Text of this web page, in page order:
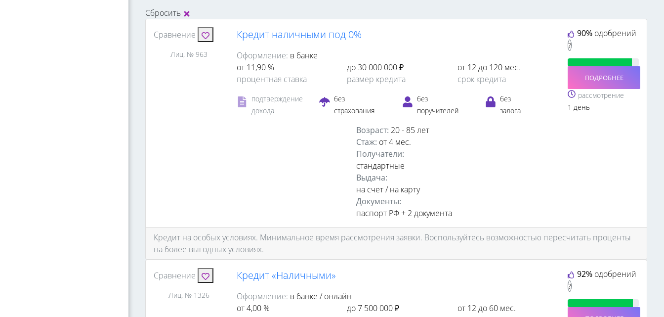
Сбросить
Сравнение
Лиц. № 963
Кредит наличными под 0%
Оформление: в банке
от 11,90 %
процентная ставка
до 30 000 000 ₽
размер кредита
от 12 до 120 мес.
срок кредита
подтверждение
дохода
без
страхования
без
поручителей
без
залога
90% одобрений
?
ПОДРОБНЕЕ
рассмотрение
1 день
Возраст: 20 - 85 лет
Стаж: от 4 мес.
Получатели:
стандартные
Выдача:
на счет / на карту
Документы:
паспорт РФ + 2 документа
Кредит на особых условиях. Минимальное время рассмотрения заявки. Воспользуйтесь возможностью пересчитать проценты
на более выгодных условиях.
Сравнение
Лиц. № 1326
Кредит «Наличными»
Оформление: в банке / онлайн
от 4,00 %
до 7 500 000 ₽
от 12 до 60 мес.
92% одобрений
?